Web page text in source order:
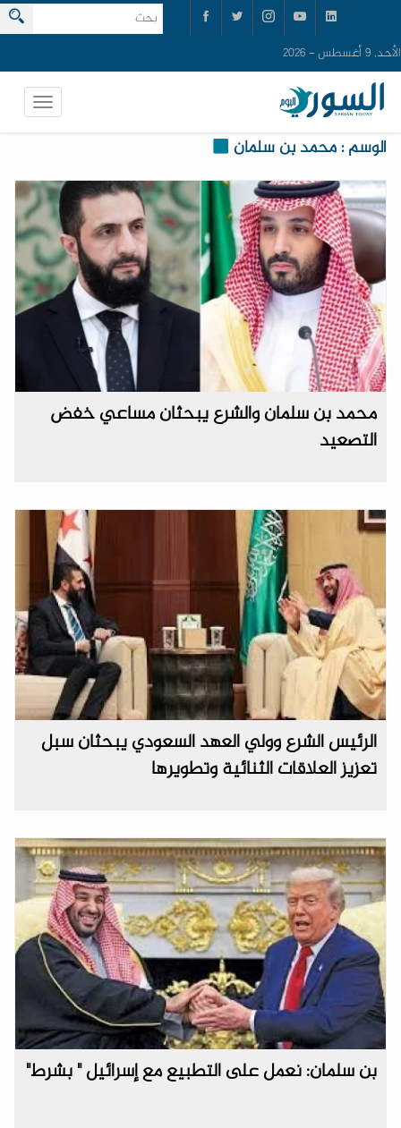
الأحد, 9 أغسطس - 2026
الوسم : محمد بن سلمان
محمد بن سلمان والشرع يبحثان مساعي خفض
التصعيد
الرئيس الشرع وولي العهد السعودي يبحثان سبل
تعزيز العلاقات الثنائية وتطويرها
بن سلمان: نعمل على التطبيع مع إسرائيل " بشرط"